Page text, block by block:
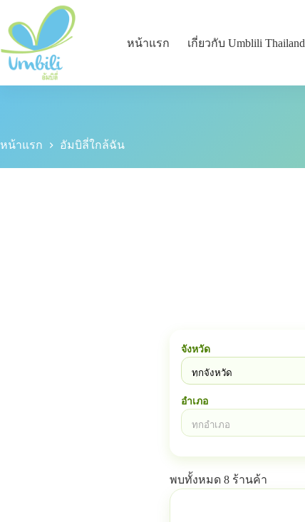
หน้าแรก เกี่ยวกับ Umblili Thailand
หน้าแรก อัมบิลี่ใกล้ฉัน
จังหวัด
อำเภอ
พบทั้งหมด 8 ร้านค้า